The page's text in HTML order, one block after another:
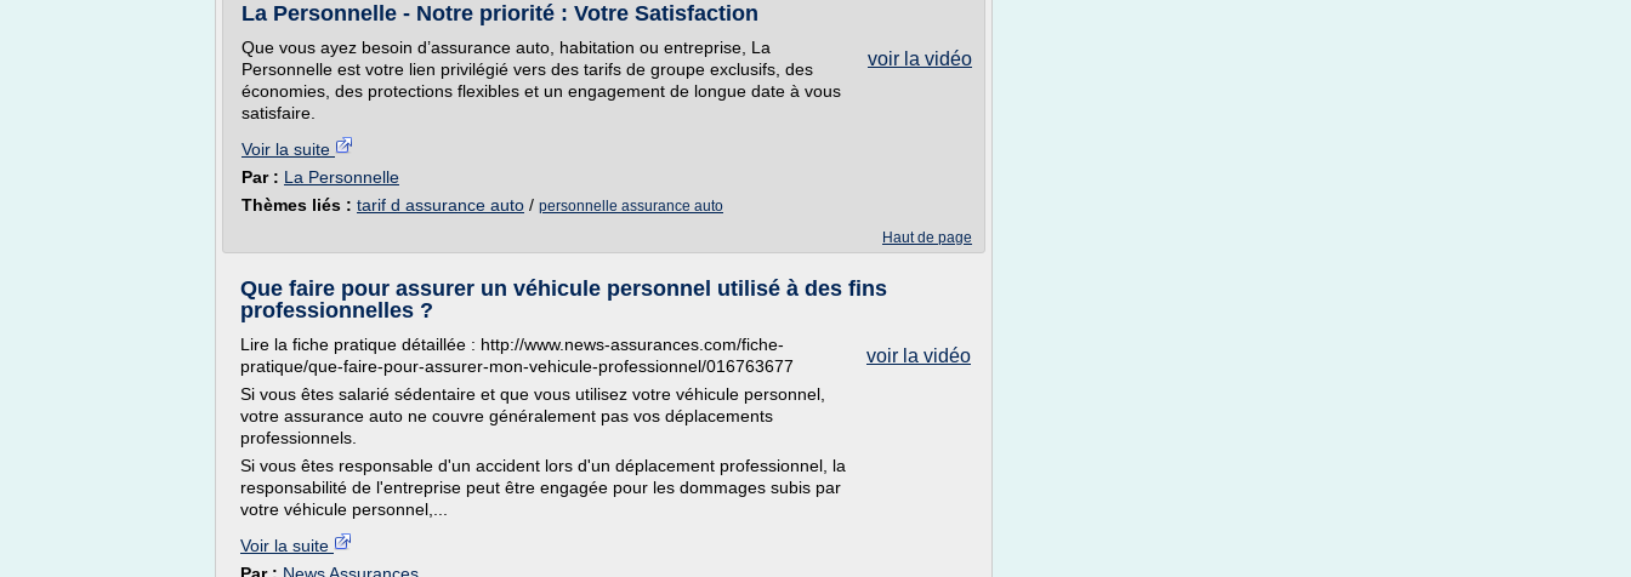
La Personnelle - Notre priorité : Votre Satisfaction
voir la vidéo
Que vous ayez besoin d’assurance auto, habitation ou entreprise, La
Personnelle est votre lien privilégié vers des tarifs de groupe exclusifs, des
économies, des protections flexibles et un engagement de longue date à vous
satisfaire.
Voir la suite
Par : La Personnelle
Thèmes liés : tarif d assurance auto / personnelle assurance auto
Haut de page
Que faire pour assurer un véhicule personnel utilisé à des fins
professionnelles ?
voir la vidéo
Lire la fiche pratique détaillée : http://www.news-assurances.com/fiche-
pratique/que-faire-pour-assurer-mon-vehicule-professionnel/016763677
Si vous êtes salarié sédentaire et que vous utilisez votre véhicule personnel,
votre assurance auto ne couvre généralement pas vos déplacements
professionnels.
Si vous êtes responsable d'un accident lors d'un déplacement professionnel, la
responsabilité de l'entreprise peut être engagée pour les dommages subis par
votre véhicule personnel,...
Voir la suite